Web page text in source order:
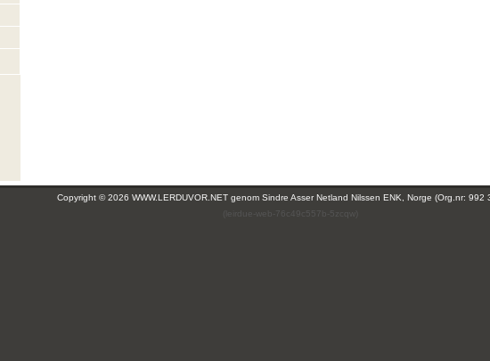
Copyright © 2026 WWW.LERDUVOR.NET genom Sindre Asser Netland Nilssen ENK, Norge (Org.nr: 992
(leirdue-web-76c49c557b-5zcqw)